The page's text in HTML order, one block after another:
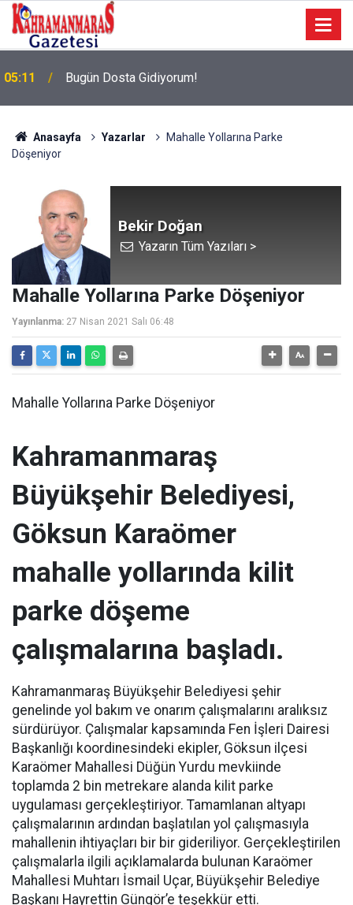
05:11 Bugün Dosta Gidiyorum!
Anasayfa Yazarlar
Mahalle Yollarına Parke
Döşeniyor
Bekir Doğan
Yazarın Tüm Yazıları >
Mahalle Yollarına Parke Döşeniyor
Yayınlanma: 27 Nisan 2021 Salı 06:48
Mahalle Yollarına Parke Döşeniyor
Kahramanmaraş
Büyükşehir Belediyesi,
Göksun Karaömer
mahalle yollarında kilit
parke döşeme
çalışmalarına başladı.
Kahramanmaraş Büyükşehir Belediyesi şehir
genelinde yol bakım ve onarım çalışmalarını aralıksız
sürdürüyor. Çalışmalar kapsamında Fen İşleri Dairesi
Başkanlığı koordinesindeki ekipler, Göksun ilçesi
Karaömer Mahallesi Düğün Yurdu mevkiinde
toplamda 2 bin metrekare alanda kilit parke
uygulaması gerçekleştiriyor. Tamamlanan altyapı
çalışmalarının ardından başlatılan yol çalışmasıyla
mahallenin ihtiyaçları bir bir gideriliyor. Gerçekleştirilen
çalışmalarla ilgili açıklamalarda bulunan Karaömer
Mahallesi Muhtarı İsmail Uçar, Büyükşehir Belediye
Başkanı Hayrettin Güngör’e teşekkür etti.